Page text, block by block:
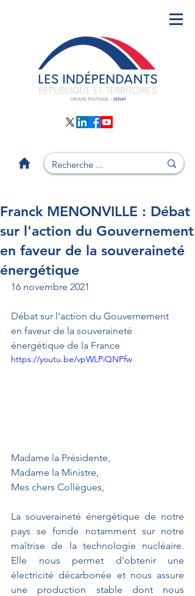
Franck MENONVILLE : Débat
sur l'action du Gouvernement
en faveur de la souveraineté
énergétique
16 novembre 2021
Débat sur l'action du Gouvernement
en faveur de la souveraineté
énergétique de la France
https://youtu.be/vpWLPiQNPfw
Madame la Présidente,
Madame la Ministre,
Mes chers Collègues,
La souveraineté énergétique de notre
pays se fonde notamment sur notre
maîtrise de la technologie nucléaire.
Elle nous permet d’obtenir une
électricité décarbonée et nous assure
une production stable dont nous